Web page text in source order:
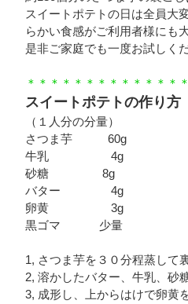
スイートポテトの日は全員大
らかい食感がご利用者様にも
是非ご家庭でも一度お試しく
＊＊＊＊＊＊＊＊＊＊＊＊＊
スイートポテトの作り方
（１人分の分量）
さつま芋 60g
牛乳 4g
砂糖 8g
バター 4g
卵黄 3g
黒ゴマ 少量
1, さつま芋を３０分程蒸して
2, 溶かしたバター、牛乳、砂
3, 成形し、上からはけで卵黄